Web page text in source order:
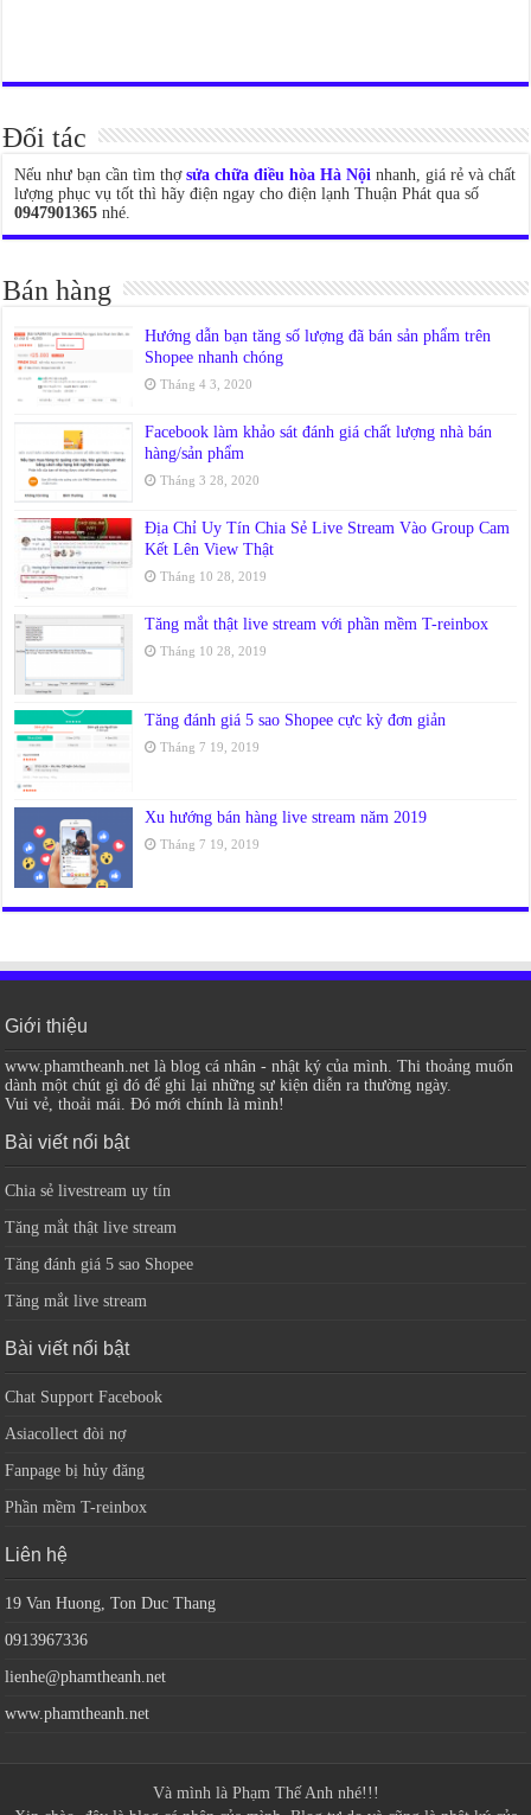
Đối tác
Nếu như bạn cần tìm thợsửa chữa điều hòa Hà Nội nhanh, giá rẻ và chất
lượng phục vụ tốt thì hãy điện ngay cho điện lạnh Thuận Phát qua số
0947901365 nhé.
Bán hàng
Hướng dẫn bạn tăng số lượng đã bán sản phẩm trên
Shopee nhanh chóng
Tháng 4 3, 2020
Facebook làm khảo sát đánh giá chất lượng nhà bán
hàng/sản phẩm
Tháng 3 28, 2020
Địa Chỉ Uy Tín Chia Sẻ Live Stream Vào Group Cam
Kết Lên View Thật
Tháng 10 28, 2019
Tăng mắt thật live stream với phần mềm T-reinbox
Tháng 10 28, 2019
Tăng đánh giá 5 sao Shopee cực kỳ đơn giản
Tháng 7 19, 2019
Xu hướng bán hàng live stream năm 2019
Tháng 7 19, 2019
Giới thiệu
www.phamtheanh.net là blog cá nhân - nhật ký của mình. Thi thoảng muốn
dành một chút gì đó để ghi lại những sự kiện diễn ra thường ngày.
Vui vẻ, thoải mái. Đó mới chính là mình!
Bài viết nổi bật
Chia sẻ livestream uy tín
Tăng mắt thật live stream
Tăng đánh giá 5 sao Shopee
Tăng mắt live stream
Bài viết nổi bật
Chat Support Facebook
Asiacollect đòi nợ
Fanpage bị hủy đăng
Phần mềm T-reinbox
Liên hệ
19 Van Huong, Ton Duc Thang
0913967336
lienhe@phamtheanh.net
www.phamtheanh.net
Và mình là Phạm Thế Anh nhé!!!